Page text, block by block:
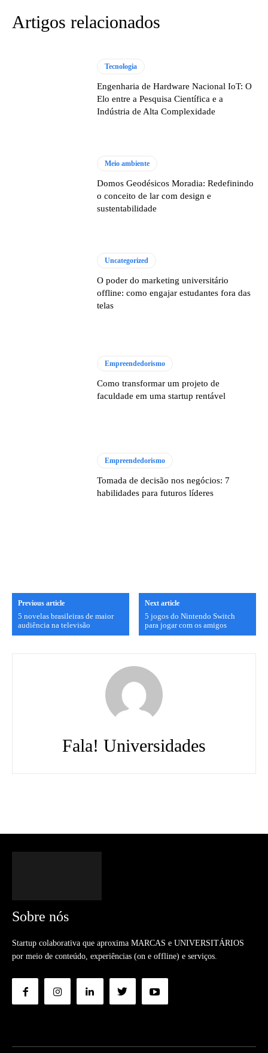
Artigos relacionados
Tecnologia
Engenharia de Hardware Nacional IoT: O
Elo entre a Pesquisa Científica e a
Indústria de Alta Complexidade
Meio ambiente
Domos Geodésicos Moradia: Redefinindo
o conceito de lar com design e
sustentabilidade
Uncategorized
O poder do marketing universitário
offline: como engajar estudantes fora das
telas
Empreendedorismo
Como transformar um projeto de
faculdade em uma startup rentável
Empreendedorismo
Tomada de decisão nos negócios: 7
habilidades para futuros líderes
Previous article
5 novelas brasileiras de maior
audiência na televisão
Next article
5 jogos do Nintendo Switch
para jogar com os amigos
Fala! Universidades
Sobre nós
Startup colaborativa que aproxima MARCAS e UNIVERSITÁRIOS
por meio de conteúdo, experiências (on e offline) e serviços.